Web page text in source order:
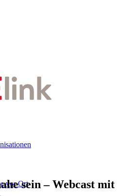
vor Ortsein – Webcast mit